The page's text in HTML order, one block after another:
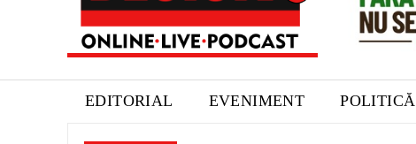
EDITORIAL EVENIMENT POLITICĂ